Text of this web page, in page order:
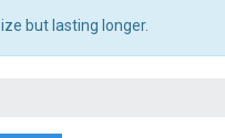
but lasting longer.